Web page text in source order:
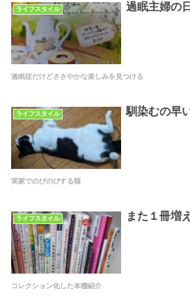
ライフスタイル 過眠主婦の
過眠症だけどささやかな楽しみを見つける
ライフスタイル 馴染むの早
実家でのびのびする猫
ライフスタイル また１冊増
コレクション化した本棚紹介